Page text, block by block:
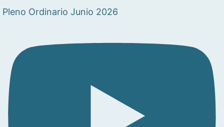
Pleno Ordinario Junio 2026